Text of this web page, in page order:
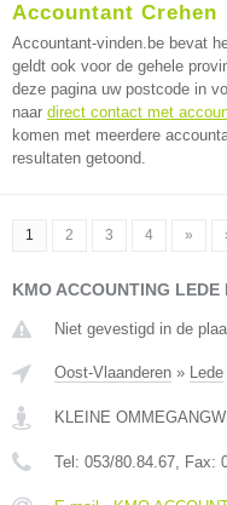
Accountant Crehen
Accountant-vinden.be bevat
geldt ook voor de gehele
deze pagina uw postcode in
naar direct contact met
komen met meerdere
resultaten getoond.
1 2 3 4 »
KMO ACCOUNTING LEDE
Niet gevestigd in de
Oost-Vlaanderen » Lede
KLEINE
Tel: 053/80.84.67, Fax: